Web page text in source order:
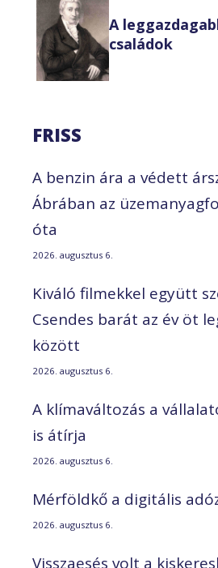
A
családok
FRISS
A benzin ára a védett
Ábrában az
óta
2026. augusztus 6.
Kiváló filmekkel együtt
Csendes barát az év öt
között
2026. augusztus 6.
A klímaváltozás a
is átírja
2026. augusztus 6.
Mérföldkő a digitális
2026. augusztus 6.
Visszaesés volt a